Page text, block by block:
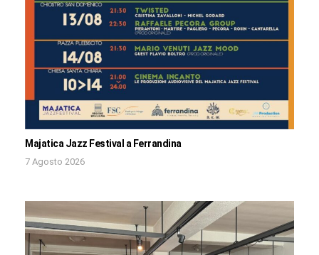
Majatica Jazz Festival a Ferrandina
7 Agosto 2026